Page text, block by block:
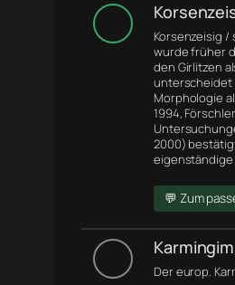
Korsenzeisig /
wurde früher
den Girlitzen
unterscheidet
Morphologie
1994,
2000)
eigenständige
💬 Zum
Der europ.